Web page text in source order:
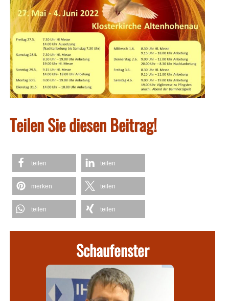
Teilen Sie diesen Beitrag!
teilen teilen
merken teilen
teilen teilen
Schaufenster